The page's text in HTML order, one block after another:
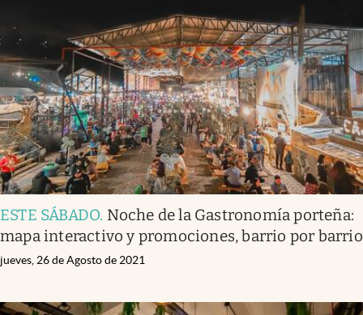
ESTE SÁBADO. Noche de la Gastronomía porteña:
mapa interactivo y promociones, barrio por barrio
jueves, 26 de Agosto de 2021